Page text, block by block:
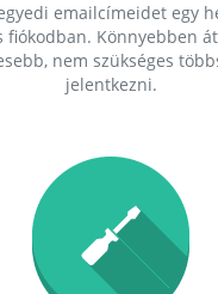
emailcímeidet egy
fiókodban. Könnyebben
nem szükséges
jelentkezni.